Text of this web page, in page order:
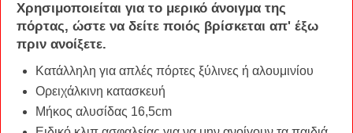
Χρησιμοποιείται για το μερικό άνοιγμα της
πόρτας, ώστε να δείτε ποιός βρίσκεται απ' έξω
πριν ανοίξετε.
Κατάλληλη για απλές πόρτες ξύλινες ή αλουμινίου
Ορειχάλκινη κατασκευή
Μήκος αλυσίδας 16,5cm